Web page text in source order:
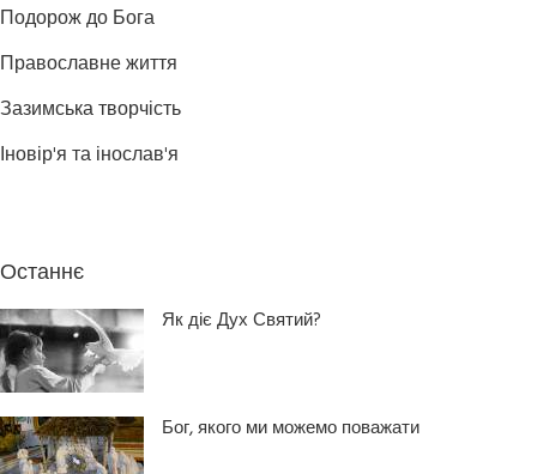
Подорож до Бога
Православне життя
Зазимська творчість
Іновір'я та інослав'я
Останнє
Як діє Дух Святий?
Бог, якого ми можемо поважати